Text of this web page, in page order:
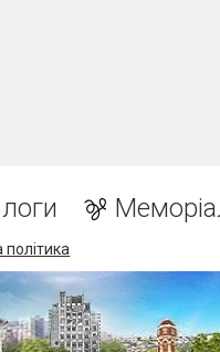
політика